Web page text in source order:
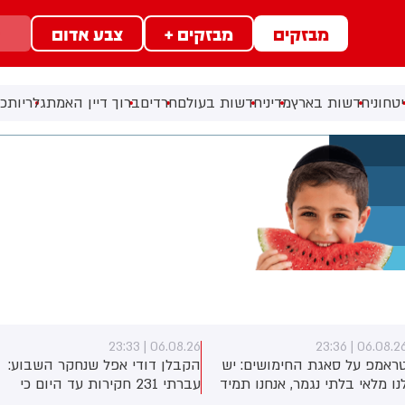
מבזקים מבזקים + צבע אדום
חדשות בארץמדיניחדשות בעולםחרדיםברוך דיין האמתגלריות
06.08.26 |
דודי אפל שנחקר השבוע:
עברתי 231 חקירות עד היום כי
06.08.26 | 23:31
טראמפ: חושב שהמלחמה
תסתיים די בקרוב. איראן לא